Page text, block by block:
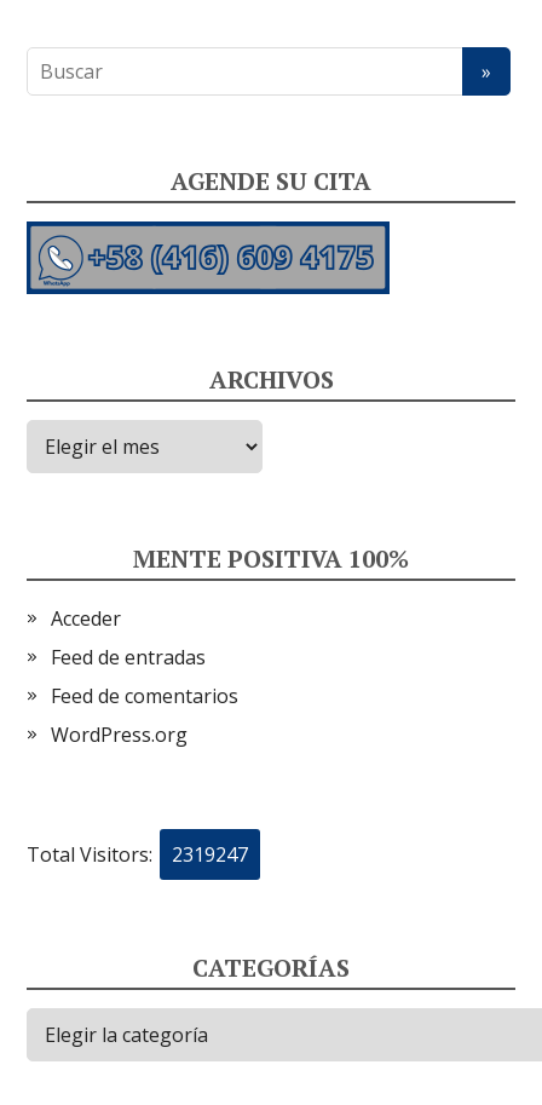
AGENDE SU CITA
ARCHIVOS
Archivos
MENTE POSITIVA 100%
Acceder
Feed de entradas
Feed de comentarios
WordPress.org
Total Visitors: 2319247
CATEGORÍAS
Categorías